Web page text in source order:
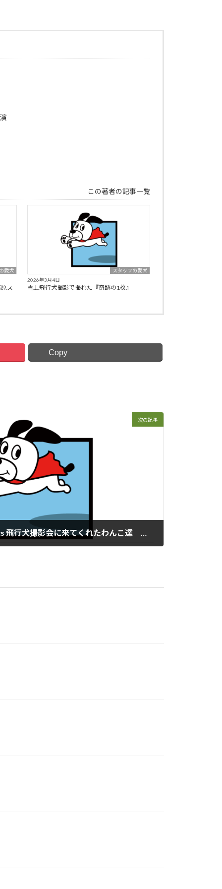
この著者の記事一覧
愛犬
ス
スタッフの愛犬
2026年3月4日
雪上飛行犬撮影で撮れた『奇跡の1枚』
Copy
次の記事
2021/10/2 磐梯スノーDogs 飛行犬撮影会に来てくれたわんこ達 その２